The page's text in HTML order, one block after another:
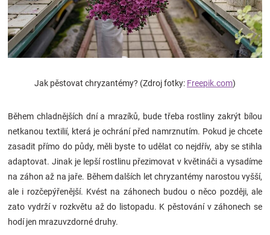
pro
děti
Novinky
Značky
Blog
Hračkářství
Jak pěstovat chryzantémy? (Zdroj fotky: Freepik.com)
Během chladnějších dní a mrazíků, bude třeba rostliny zakrýt bílou
netkanou textilií, která je ochrání před namrznutím. Pokud je chcete
zasadit přímo do půdy, měli byste to udělat co nejdřív, aby se stihla
adaptovat. Jinak je lepší rostlinu přezimovat v květináči a vysadíme
na záhon až na jaře. Během dalších let chryzantémy narostou vyšší,
ale i rozčepýřenější. Kvést na záhonech budou o něco později, ale
zato vydrží v rozkvětu až do listopadu. K pěstování v záhonech se
hodí jen mrazuvzdorné druhy.